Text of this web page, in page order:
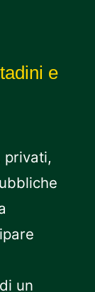
e
privati,
un